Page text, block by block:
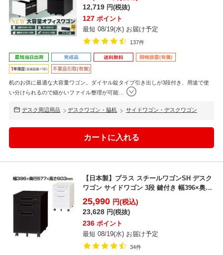
12,719 円(税抜)
127 ポイント
最短 08/19(水) お届け予定
137件
机のお供に最適な大容量ワゴン。ダイヤル錠タイプ引き出しが3段付き、用途で使
い分けられるので細かいファイル整理が可能…
デスク周辺用品 デスクワゴン・脇机 サイドワゴン・デスクワゴン
【日本製】プラス スチールワゴンSH デスク
ワゴン サイドワゴン 3段 鍵付き 幅396×奥行
577...
25,990 円(税込)
23,628 円(税抜)
236 ポイント
最短 08/19(水) お届け予定
34件